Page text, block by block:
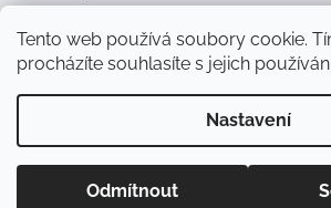
Tento web používá soubory cookie.
procházíte souhlasíte s jejich
Nastavení
Odmítnout
Podmínky ochrany osobních údajů
Prodávané značky
Copyright 2026DUPETO. Všechna